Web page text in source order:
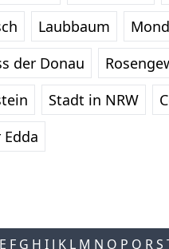
Laubbaum
der Donau
Stadt in NRW
E F G H I J K L M N O P Q R S